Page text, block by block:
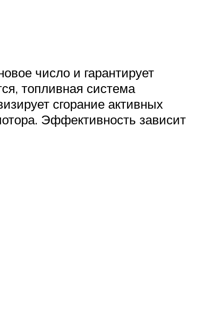
число и гарантирует
топливная система
сгорание активных
Эффективность зависит